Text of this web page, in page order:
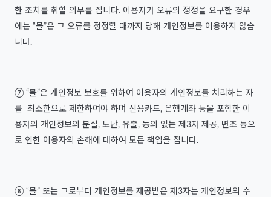
한 조치를 취할 의무를 집니다. 이용자가 오류의 정정을 요구한 경우
에는 “몰”은 그 오류를 정정할 때까지 당해 개인정보를 이용하지 않습
니다.
⑦ “몰”은 개인정보 보호를 위하여 이용자의 개인정보를 처리하는 자
를 최소한으로 제한하여야 하며 신용카드, 은행계좌 등을 포함한 이
용자의 개인정보의 분실, 도난, 유출, 동의 없는 제3자 제공, 변조 등으
로 인한 이용자의 손해에 대하여 모든 책임을 집니다.
⑧ “몰” 또는 그로부터 개인정보를 제공받은 제3자는 개인정보의 수